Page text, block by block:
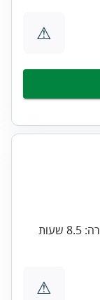
⚠
שכר: ש"ח 8300 למשרה מלאה. היקף המשרה: 8.5 שעות
⚠